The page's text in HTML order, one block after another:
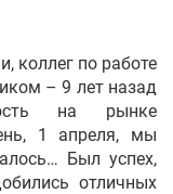
коллег по работе
– 9 лет назад
на рынке
1 апреля, мы
Был успех,
отличных